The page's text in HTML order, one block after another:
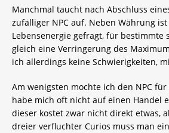
Manchmal taucht nach Abschluss
zufälliger NPC auf. Neben Währung
Lebensenergie gefragt, für bestimmte
gleich eine Verringerung des
ich allerdings keine Schwierigkeiten,
Am wenigsten mochte ich den NPC
habe mich oft nicht auf einen Handel
dieser kostet zwar nicht direkt etwas,
dreier verfluchter Curios muss man